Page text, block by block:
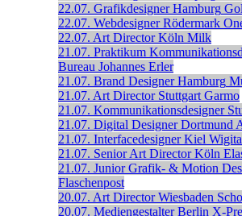
22.07. Grafikdesigner Hamburg
22.07. Webdesigner Rödermark
22.07. Art Director Köln Milk
21.07. Praktikum
Bureau Johannes Erler
21.07. Brand Designer Hamburg
21.07. Art Director Stuttgart Garmo
21.07. Kommunikationsdesigner
21.07. Digital Designer Dortmund
21.07. Interfacedesigner Kiel
21.07. Senior Art Director Köln
21.07. Junior Grafik- & Motion
Flaschenpost
20.07. Art Director Wiesbaden
20.07. Mediengestalter Berlin X-